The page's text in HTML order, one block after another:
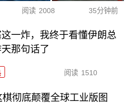
阅读 2008 35分钟前
一炸，我终于看懂伊朗总
那句话了
阅读 1510
棋彻底颠覆全球工业版图